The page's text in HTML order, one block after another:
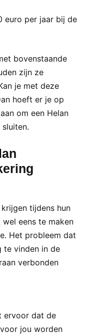
euro per jaar bij de
bovenstaande
zijn ze
je met deze
hoeft er je op
om een Helan
tijdens hun
eens te maken
Het probleem dat
te vinden in de
verbonden
ervoor dat de
jou worden